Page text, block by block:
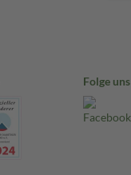
Folge uns